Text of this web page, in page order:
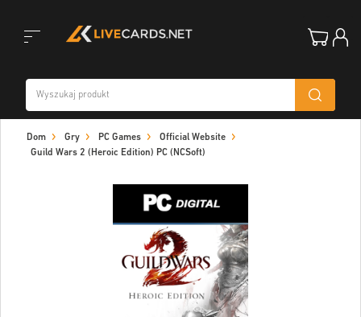
navigation
Dom Gry PC Games
Official Website
Guild Wars 2 (Heroic Edition) PC (NCSoft)